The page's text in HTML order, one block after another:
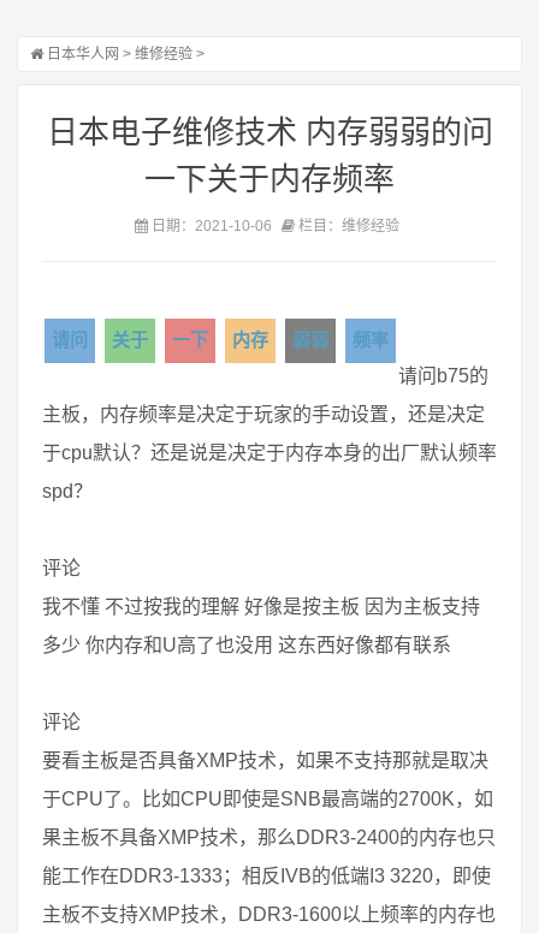
日本华人网 > 维修经验 >
日本电子维修技术 内存弱弱的问
一下关于内存频率
日期：2021-10-06 栏目：维修经验
请问 关于 一下 内存 弱弱
频率
请问b75的
主板，内存频率是决定于玩家的手动设置，还是决定
于cpu默认？还是说是决定于内存本身的出厂默认频率
spd？
评论
我不懂 不过按我的理解 好像是按主板 因为主板支持
多少 你内存和U高了也没用 这东西好像都有联系
评论
要看主板是否具备XMP技术，如果不支持那就是取决
于CPU了。比如CPU即使是SNB最高端的2700K，如
果主板不具备XMP技术，那么DDR3-2400的内存也只
能工作在DDR3-1333；相反IVB的低端I3 3220，即使
主板不支持XMP技术，DDR3-1600以上频率的内存也